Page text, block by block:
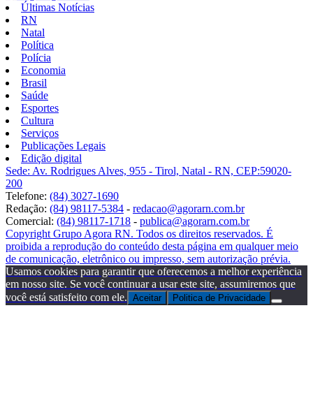
Últimas Notícias
RN
Natal
Política
Polícia
Economia
Brasil
Saúde
Esportes
Cultura
Serviços
Publicações Legais
Edição digital
Sede: Av. Rodrigues Alves, 955 - Tirol, Natal - RN, CEP:59020-
200
Telefone: (84) 3027-1690
Redação: (84) 98117-5384 - redacao@agorarn.com.br
Comercial: (84) 98117-1718 - publica@agorarn.com.br
Copyright Grupo Agora RN. Todos os direitos reservados. É
proibida a reprodução do conteúdo desta página em qualquer meio
de comunicação, eletrônico ou impresso, sem autorização prévia.
Usamos cookies para garantir que oferecemos a melhor experiência
em nosso site. Se você continuar a usar este site, assumiremos que
você está satisfeito com ele. Aceitar Politica de Privacidade